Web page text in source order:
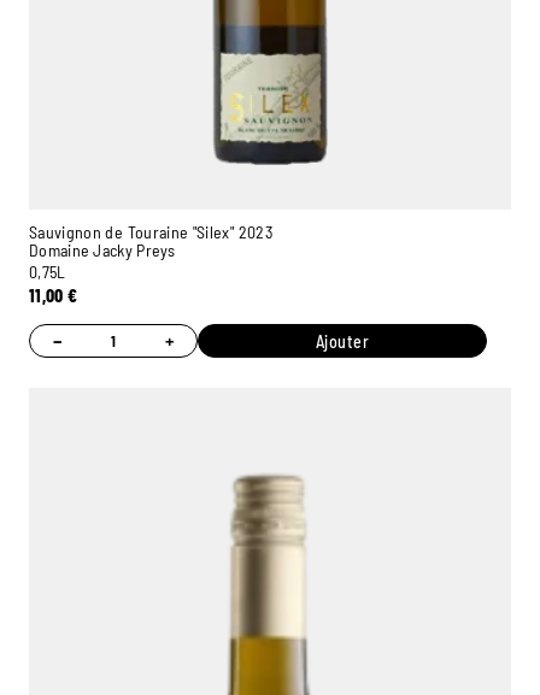
Sauvignon de Touraine "Silex" 2023
Domaine Jacky Preys
0,75L
11,00€
− + Ajouter